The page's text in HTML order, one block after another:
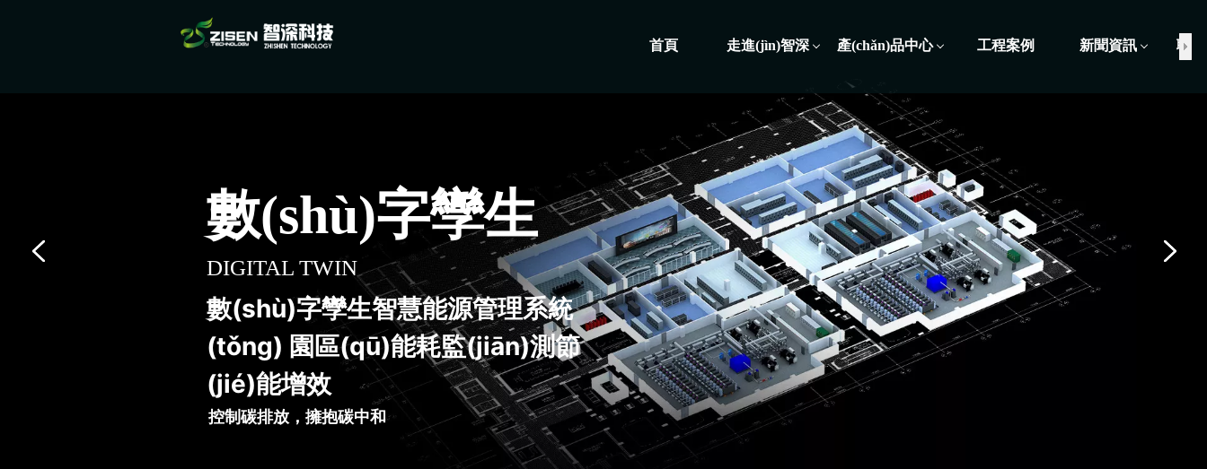
首頁 走進(jìn)智深 產(chǎn)品中心 工程案例 新聞資訊 聯
數(shù)字孿生
DIGITAL TWIN
數(shù)字孿生智慧能源管理系統
(tǒng) 園區(qū)能耗監(jiān)測節
(jié)能增效
控制碳排放，擁抱碳中和